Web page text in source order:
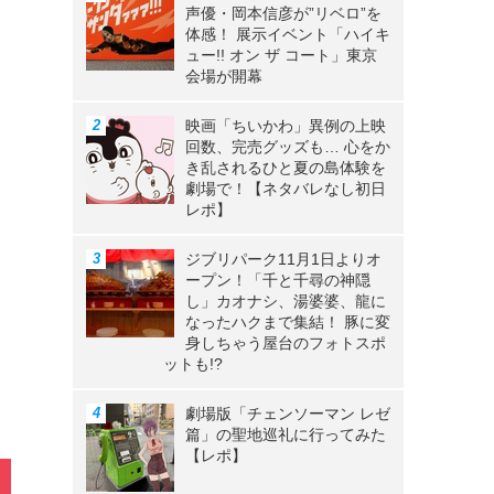
声優・岡本信彦が”リベロ”を
体感！ 展示イベント「ハイキ
ュー!! オン ザ コート」東京
会場が開幕
映画「ちいかわ」異例の上映
回数、完売グッズも… 心をか
き乱されるひと夏の島体験を
劇場で！【ネタバレなし初日
レポ】
ジブリパーク11月1日よりオ
ープン！「千と千尋の神隠
し」カオナシ、湯婆婆、龍に
なったハクまで集結！ 豚に変
身しちゃう屋台のフォトスポ
ットも!?
劇場版「チェンソーマン レゼ
篇」の聖地巡礼に行ってみた
【レポ】